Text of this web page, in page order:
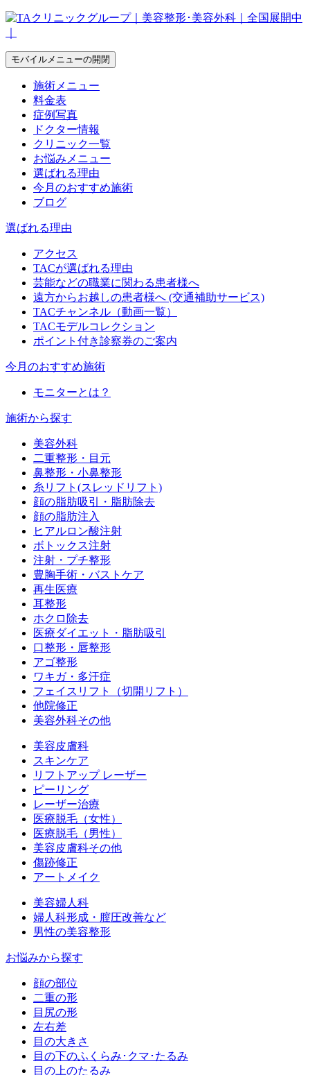
モバイルメニューの開閉
施術メニュー
料金表
症例写真
ドクター情報
クリニック一覧
お悩みメニュー
選ばれる理由
今月のおすすめ施術
ブログ
選ばれる理由
アクセス
TACが選ばれる理由
芸能などの職業に関わる患者様へ
遠方からお越しの患者様へ (交通補助サービス)
TACチャンネル（動画一覧）
TACモデルコレクション
ポイント付き診察券のご案内
今月のおすすめ施術
モニターとは？
施術から探す
美容外科
二重整形・目元
鼻整形・小鼻整形
糸リフト(スレッドリフト)
顔の脂肪吸引・脂肪除去
顔の脂肪注入
ヒアルロン酸注射
ボトックス注射
注射・プチ整形
豊胸手術・バストケア
再生医療
耳整形
ホクロ除去
医療ダイエット・脂肪吸引
口整形・唇整形
アゴ整形
ワキガ・多汗症
フェイスリフト（切開リフト）
他院修正
美容外科その他
美容皮膚科
スキンケア
リフトアップ レーザー
ピーリング
レーザー治療
医療脱毛（女性）
医療脱毛（男性）
美容皮膚科その他
傷跡修正
アートメイク
美容婦人科
婦人科形成・膣圧改善など
男性の美容整形
お悩みから探す
顔の部位
二重の形
目尻の形
左右差
目の大きさ
目の下のふくらみ･クマ･たるみ
目の上のたるみ